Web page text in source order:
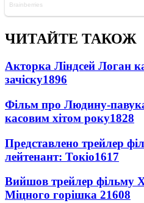
ЧИТАЙТЕ ТАКОЖ
Акторка Ліндсей Логан
зачіску1896
Фільм про Людину-
касовим хітом року1828
Представлено трейлер
лейтенант: Токіо1617
Вийшов трейлер фільму
Міцного горішка 21608